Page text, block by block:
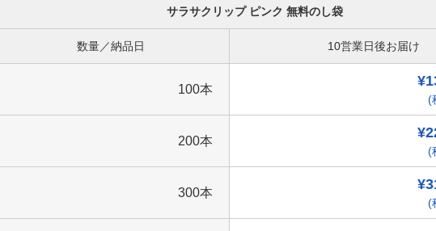
サラサクリップ ピンク 無料のし袋
数量／納品日 10営業日後お届け
100本
(
200本
(
300本
(